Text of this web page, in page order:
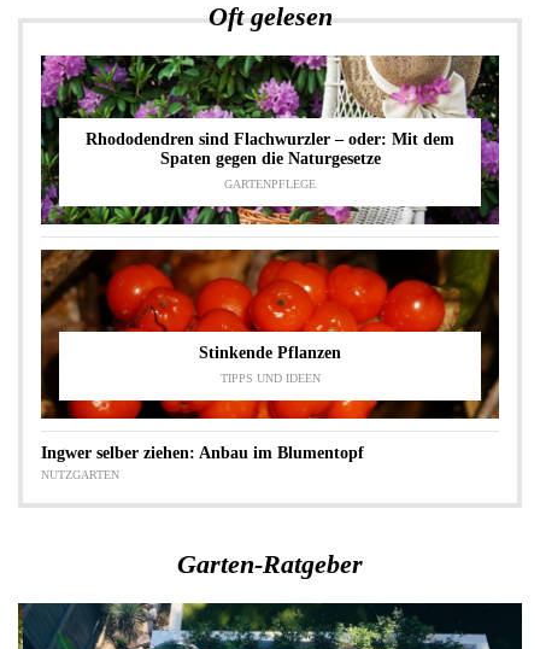
Oft gelesen
Rhododendren sind Flachwurzler – oder: Mit dem
Spaten gegen die Naturgesetze
GARTENPFLEGE
Stinkende Pflanzen
TIPPS UND IDEEN
Ingwer selber ziehen: Anbau im Blumentopf
NUTZGARTEN
Garten-Ratgeber